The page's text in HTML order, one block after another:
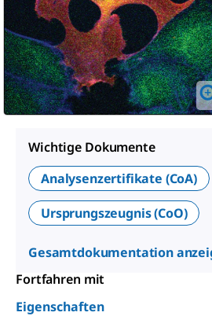
Wichtige Dokumente
Analysenzertifikate (CoA)
Ursprungszeugnis (CoO)
Gesamtdokumentation
Fortfahren mit
Eigenschaften